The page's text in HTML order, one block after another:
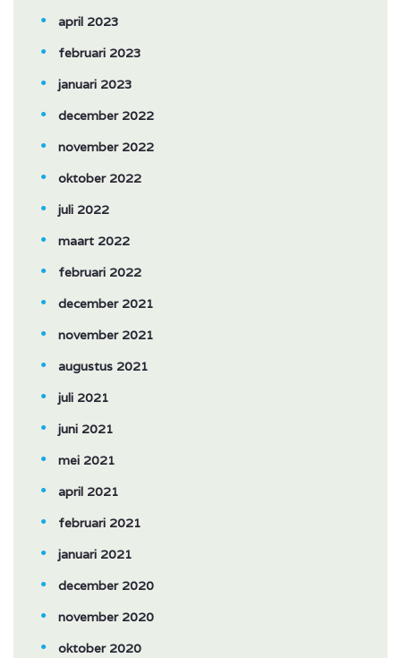
april 2023
februari 2023
januari 2023
december 2022
november 2022
oktober 2022
juli 2022
maart 2022
februari 2022
december 2021
november 2021
augustus 2021
juli 2021
juni 2021
mei 2021
april 2021
februari 2021
januari 2021
december 2020
november 2020
oktober 2020